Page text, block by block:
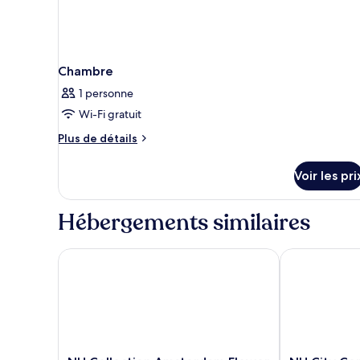
Chambre
1 personne
Wi-Fi gratuit
Plus de détails
Plus
le
type
de
Chambre
Voir les
Hébergements similaires
NH Collection Amsterdam Flower MarketNH City